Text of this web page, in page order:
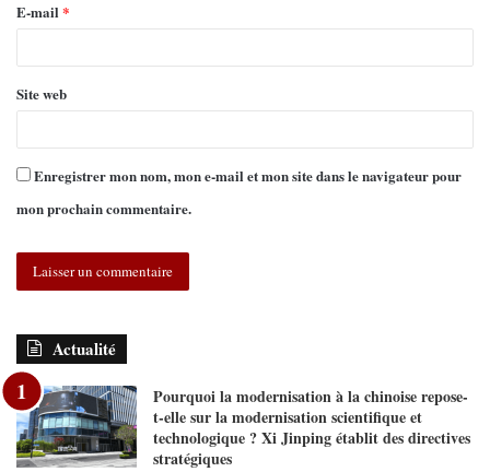
E-mail *
Site web
Enregistrer mon nom, mon e-mail et mon site dans le navigateur pour
mon prochain commentaire.
Actualité
Pourquoi la modernisation à la chinoise repose-
t-elle sur la modernisation scientifique et
technologique ? Xi Jinping établit des directives
stratégiques